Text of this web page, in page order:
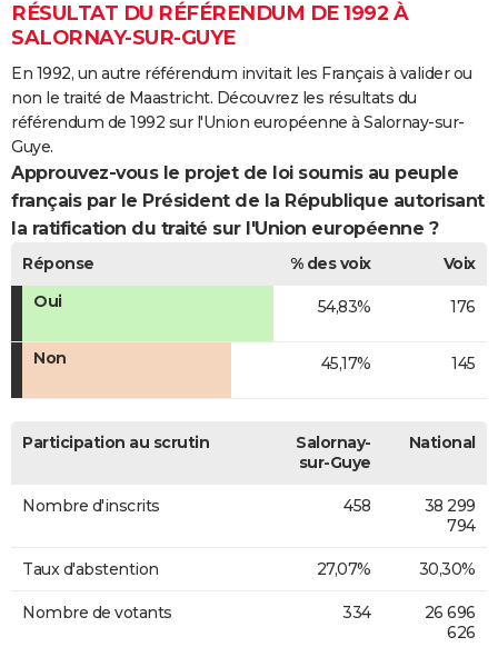
RÉSULTAT DU RÉFÉRENDUM DE 1992 À
SALORNAY-SUR-GUYE
En 1992, un autre référendum invitait les Français à valider ou
non le traité de Maastricht. Découvrez les résultats du
référendum de 1992 sur l'Union européenne à Salornay-sur-
Guye.
Approuvez-vous le projet de loi soumis au peuple
français par le Président de la République autorisant
la ratification du traité sur l'Union européenne ?
Réponse % des voix
Voix
Oui
54,83% 176
Non 45,17% 145
Participation au scrutin
Salornay-
sur-Guye
National
Nombre d'inscrits 458
38 299
794
Taux d'abstention 27,07% 30,30%
Nombre de votants 334
26 696
626